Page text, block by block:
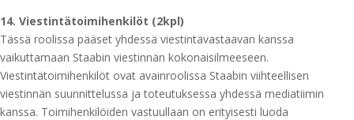
14. Viestintätoimihenkilöt (2kpl)
Tässä roolissa pääset yhdessä viestintävastaavan kanssa
vaikuttamaan Staabin viestinnän kokonaisilmeeseen.
Viestintätoimihenkilöt ovat avainroolissa Staabin viihteellisen
viestinnän suunnittelussa ja toteutuksessa yhdessä mediatiimin
kanssa. Toimihenkilöiden vastuullaan on erityisesti luoda